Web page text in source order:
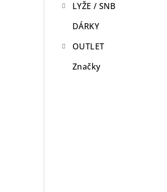
LYŽE / SNB
DÁRKY
OUTLET
Značky